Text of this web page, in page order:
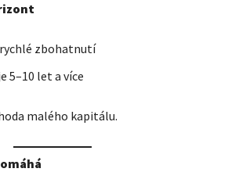
zbohatnutí
5–10 let a více
malého kapitálu.